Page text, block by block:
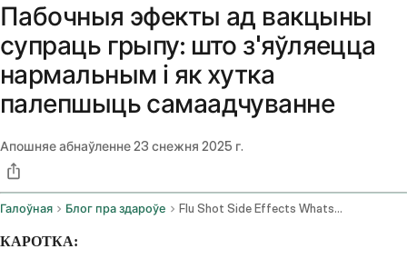
Пабочныя эфекты ад вакцыны
супраць грыпу: што з'яўляецца
нармальным і як хутка
палепшыць самаадчуванне
Апошняе абнаўленне23 снежня 2025 г.
Галоўная Блог пра здароўе Flu Shot Side Effects Whats Normal And How To Feel Better Fast
КАРОТКА: